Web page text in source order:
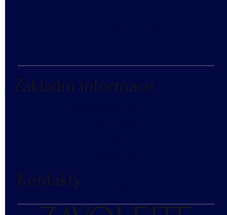
Kontakty
Základní informace